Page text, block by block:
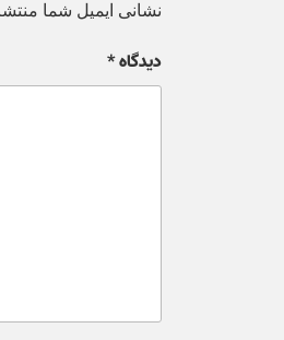
نشانی ایمیل شما
دیدگاه*